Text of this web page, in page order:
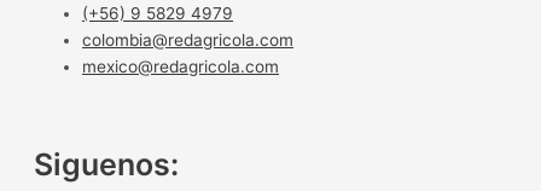
(+56) 9 5829 4979
colombia@redagricola.com
mexico@redagricola.com
Siguenos: